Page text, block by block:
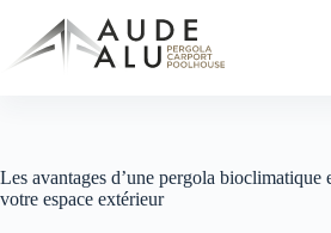
contenu
Les avantages d’une pergola
votre espace extérieur